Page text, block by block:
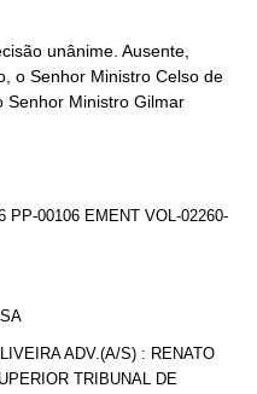
unânime. Ausente,
o Senhor Ministro Celso de
Senhor Ministro Gilmar
PP-00106 EMENT VOL-02260-
ADV.(A/S) : RENATO
TRIBUNAL DE